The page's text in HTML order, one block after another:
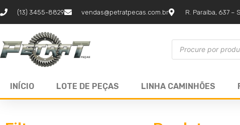
(13) 3455-8829 vendas@petratpecas.com.br R. Paraíba, 637 –
INÍCIO LOTE DE PEÇAS LINHA CAMINHÕES